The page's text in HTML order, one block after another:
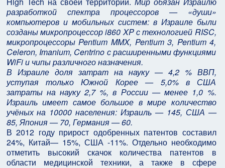
разработкой спектра процессоров — «души»
компьютеров и мобильных систем: в Израиле были
созданы микропроцессор i860 XP с технологией RISC,
микропроцессоры Pentium MMX, Pentium 3, Pentium 4,
Celeron, Iтanium, Centrino с расширенными функциями
WiFi и чипы различного назначения.
В Израиле доля затрат на науку — 4,2 % ВВП,
уступая только Южной Корее — 5,0% в США
затраты на науку 2,7 %, в России — менее 1,0 %.
Израиль имеет самое большое в мире количество
учёных на 10000 населения: Израиль — 145, США —
85, Япония — 70, Германия — 60.
В 2012 году прирост одобренных патентов составил
24%, Китай— 15%, США -11%. Отдельно необходимо
отметить высокий скачок количества патентов в
области медицинской техники, а также в сфере